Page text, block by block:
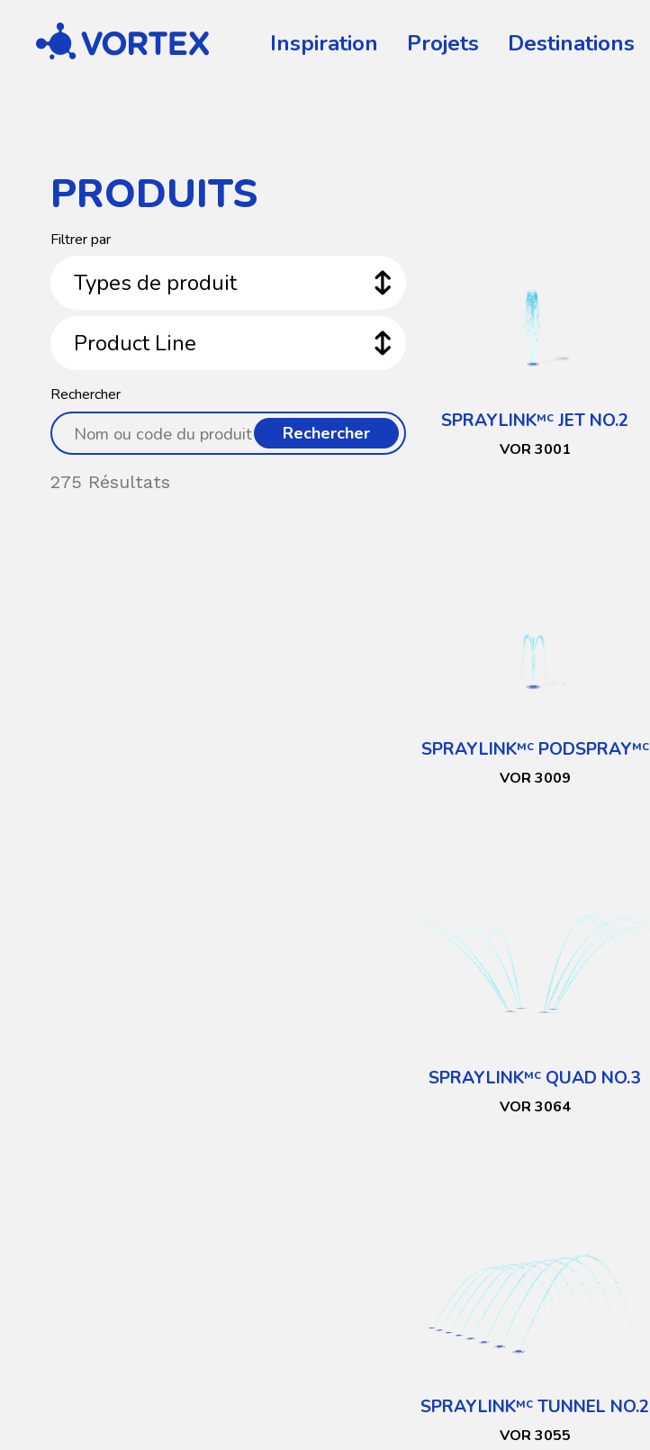
Vortex Inspiration Projets Destinations
PRODUITS
Filtrer parTypes
produit
Types de produit
Product Line
Rechercher
Rechercher
275 Résultats
SPRAYLINKMCJET NO.2
VOR 3001
SPRAYLINKMCPODSPRAYMC
VOR 3009
SPRAYLINKMC QUAD NO.3
VOR 3064
SPRAYLINKMCTUNNEL NO.2
VOR 3055